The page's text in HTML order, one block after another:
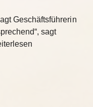
Geschäftsführerin
sagt